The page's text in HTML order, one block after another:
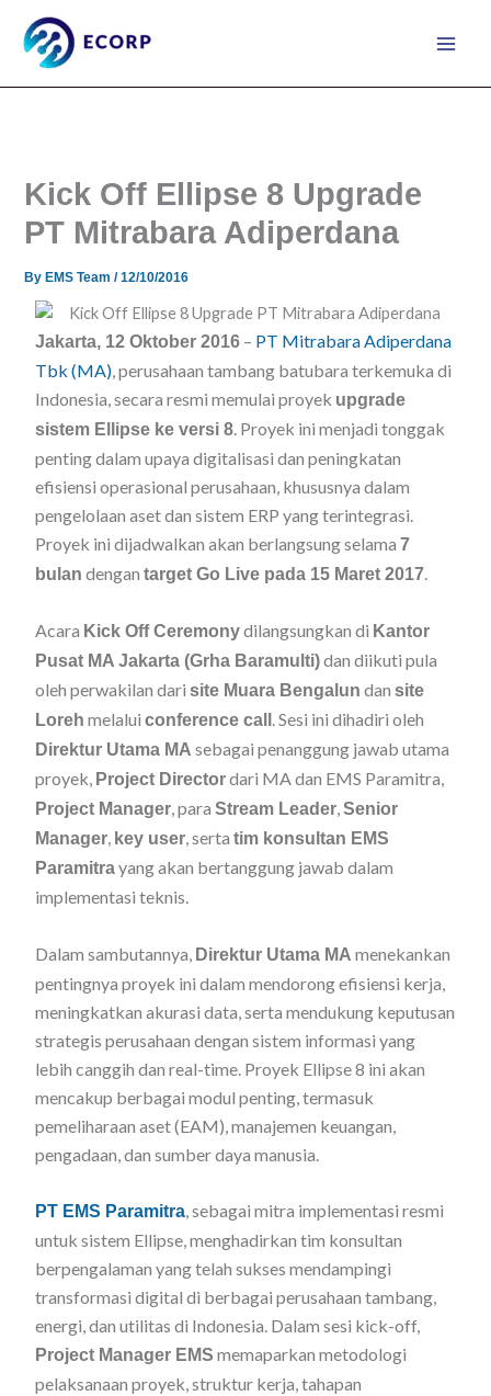
content
Kick Off Ellipse 8 Upgrade
PT Mitrabara Adiperdana
By EMS Team/12/10/2016
Jakarta, 12 Oktober 2016 – PT Mitrabara Adiperdana
Tbk (MA) , perusahaan tambang batubara terkemuka di
Indonesia, secara resmi memulai proyek upgrade
sistem Ellipse ke versi 8 . Proyek ini menjadi tonggak
penting dalam upaya digitalisasi dan peningkatan
efisiensi operasional perusahaan, khususnya dalam
pengelolaan aset dan sistem ERP yang terintegrasi.
Proyek ini dijadwalkan akan berlangsung selama7
bulan dengantarget Go Live pada 15 Maret 2017
Acara Kick Off Ceremonydilangsungkan di Kantor
Pusat MA Jakarta (Grha Baramulti)dan diikuti pula
oleh perwakilan darisite Muara Bengalun dansite
Loreh melaluiconference call . Sesi ini dihadiri oleh
Direktur Utama MA sebagai penanggung jawab utama
proyek, Project Directordari MA dan EMS Paramitra,
Project Manager, paraStream Leader,Senior
Manager, key user, sertatim konsultan EMS
Paramitrayang akan bertanggung jawab dalam
implementasi teknis.
Dalam sambutannya, Direktur Utama MA menekankan
pentingnya proyek ini dalam mendorong efisiensi kerja,
meningkatkan akurasi data, serta mendukung keputusan
strategis perusahaan dengan sistem informasi yang
lebih canggih dan real-time. Proyek Ellipse 8 ini akan
mencakup berbagai modul penting, termasuk
pemeliharaan aset (EAM), manajemen keuangan,
pengadaan, dan sumber daya manusia.
PT EMS Paramitra, sebagai mitra implementasi resmi
untuk sistem Ellipse, menghadirkan tim konsultan
berpengalaman yang telah sukses mendampingi
transformasi digital di berbagai perusahaan tambang,
energi, dan utilitas di Indonesia. Dalam sesi kick-off,
Project Manager EMS memaparkan metodologi
pelaksanaan proyek, struktur kerja, tahapan